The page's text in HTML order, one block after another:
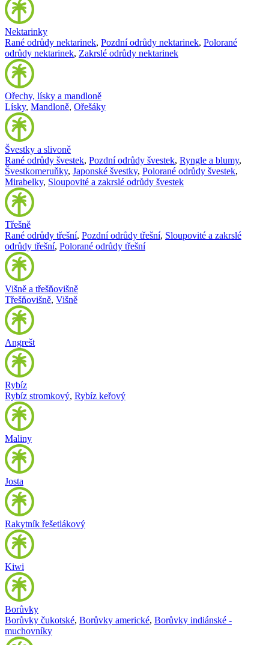
Nektarinky
Rané odrůdy nektarinek, Pozdní odrůdy nektarinek, Polorané
odrůdy nektarinek, Zakrslé odrůdy nektarinek
Ořechy, lísky a mandloně
Lísky, Mandloně, Ořešáky
Švestky a slivoně
Rané odrůdy švestek, Pozdní odrůdy švestek, Ryngle a blumy,
Švestkomeruňky, Japonské švestky, Polorané odrůdy švestek,
Mirabelky, Sloupovité a zakrslé odrůdy švestek
Třešně
Rané odrůdy třešní, Pozdní odrůdy třešní, Sloupovité a zakrslé
odrůdy třešní, Polorané odrůdy třešní
Višně a třešňovišně
Třešňovišně, Višně
Angrešt
Rybíz
Rybíz stromkový, Rybíz keřový
Maliny
Josta
Rakytník řešetlákový
Kiwi
Borůvky
Borůvky čukotské, Borůvky americké, Borůvky indiánské -
muchovníky